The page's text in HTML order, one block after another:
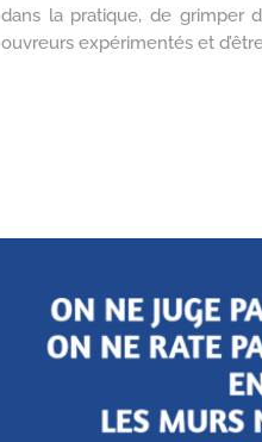
dans la pratique, de grimper
ouvreurs expérimentés et